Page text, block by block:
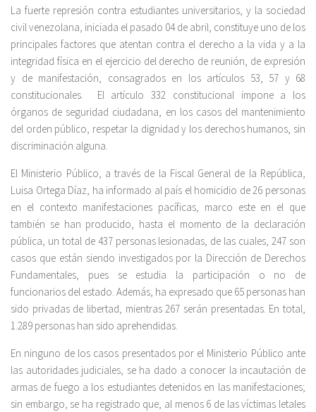
La fuerte represión contra estudiantes universitarios, y la sociedad
civil venezolana, iniciada el pasado 04 de abril, constituye uno de los
principales factores que atentan contra el derecho a la vida y a la
integridad física en el ejercicio del derecho de reunión, de expresión
y de manifestación, consagrados en los artículos 53, 57 y 68
constitucionales. El artículo 332 constitucional impone a los
órganos de seguridad ciudadana, en los casos del mantenimiento
del orden público, respetar la dignidad y los derechos humanos, sin
discriminación alguna.
El Ministerio Público, a través de la Fiscal General de la República,
Luisa Ortega Díaz, ha informado al país el homicidio de 26 personas
en el contexto manifestaciones pacíficas, marco este en el que
también se han producido, hasta el momento de la declaración
pública, un total de 437 personas lesionadas, de las cuales, 247 son
casos que están siendo investigados por la Dirección de Derechos
Fundamentales, pues se estudia la participación o no de
funcionarios del estado. Además, ha expresado que 65 personas han
sido privadas de libertad, mientras 267 serán presentadas. En total,
1.289 personas han sido aprehendidas.
En ninguno de los casos presentados por el Ministerio Público ante
las autoridades judiciales, se ha dado a conocer la incautación de
armas de fuego a los estudiantes detenidos en las manifestaciones;
sin embargo, se ha registrado que, al menos 6 de las víctimas letales